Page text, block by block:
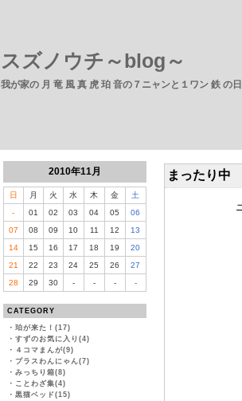
スズノウチ～blog～
我が家の 月 竜 風 真 虎 珀 音の７ニャンと１ワン 鉄 の
2010年11月
日 月 火 水 木 金
土
-
01 02 03 04 05
06
07
08 09 10 11 12
13
14
15 16 17 18 19
20
21
22 23 24 25 26
27
28
29 30 - - - -
CATEGORY
・ 珀が来た！(17)
・ すずのお気に入り(4)
・ ４コマまんが(9)
・ プラスわんにゃん(7)
・ みっちり箱(8)
・ ことわざ集(4)
・ 黒猫ベッド(15)
まったり中